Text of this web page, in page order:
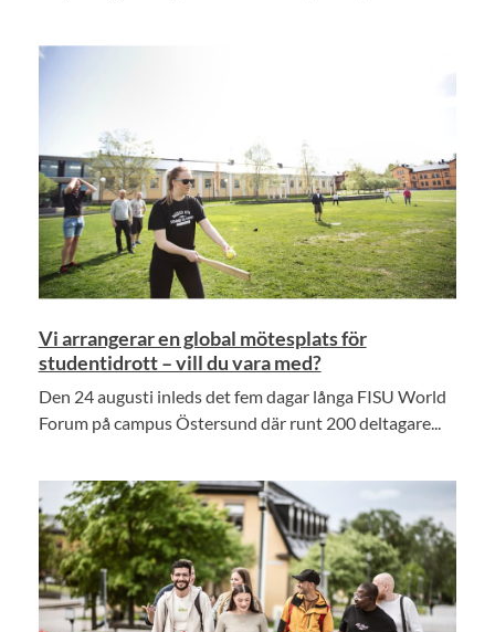
Vi arrangerar en global mötesplats för
studentidrott – vill du vara med?
Den 24 augusti inleds det fem dagar långa FISU World
Forum på campus Östersund där runt 200 deltagare...